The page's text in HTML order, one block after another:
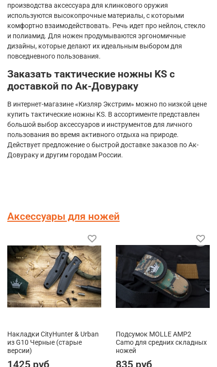
производства аксессуара для клинкового оружия
используются высокопрочные материалы, с которыми
комфортно взаимодействовать. Речь идет про нейлон, стекло
и полиамид. Для ножен продумываются эргономичные
дизайны, которые делают их идеальным выбором для
повседневного пользования.
Заказать тактические ножны KS с
доставкой по Ак-Довураку
В интернет-магазине «Кизляр Экстрим» можно по низкой цене
купить тактические ножны KS. В ассортименте представлен
большой выбор аксессуаров и инструментов для личного
пользования во время активного отдыха на природе.
Действует предложение о быстрой доставке заказов по Ак-
Довураку и другим городам России.
Аксессуары для ножей
Накладки CityHunter & Urban
из G10 Черные (старые
версии)
1425 руб
Подсумок MOLLE AMP2
Camo для средних складных
ножей
835 руб